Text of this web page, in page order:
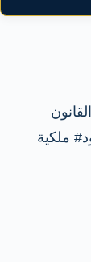
# ملكية